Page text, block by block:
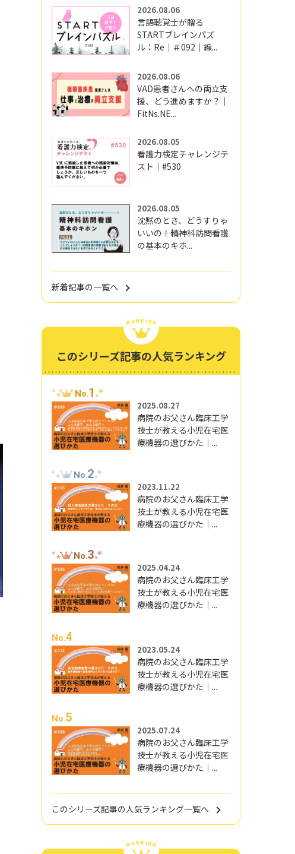
2026.08.06
言語聴覚士が贈る
STARTブレインパズ
ル：Re｜＃092｜線...
2026.08.06
VAD患者さんへの両立支
援、どう進めますか？｜
FitNs.NE...
2026.08.05
看護力検定チャレンジテ
スト｜#530
2026.08.05
沈黙のとき、どうすりゃ
いいの―――！精神科訪問看護
の基本のキホ...
新着記事の一覧へ
このシリーズ記事の人気ランキング
No.1
2025.08.27
病院のお父さん臨床工学
技士が教える小児在宅医
療機器の選びかた｜...
No.2
2023.11.22
病院のお父さん臨床工学
技士が教える小児在宅医
療機器の選びかた｜...
No.3
2025.04.24
病院のお父さん臨床工学
技士が教える小児在宅医
療機器の選びかた｜...
No.4
2023.05.24
病院のお父さん臨床工学
技士が教える小児在宅医
療機器の選びかた｜...
No.5
2025.07.24
病院のお父さん臨床工学
技士が教える小児在宅医
療機器の選びかた｜...
このシリーズ記事の人気ランキング一覧へ